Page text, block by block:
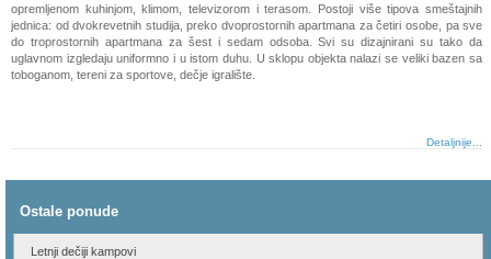
opremljenom kuhinjom, klimom, televizorom i terasom. Postoji više tipova smeštajnih
jednica: od dvokrevetnih studija, preko dvoprostornih apartmana za četiri osobe, pa sve
do troprostornih apartmana za šest i sedam odsoba. Svi su dizajnirani su tako da
uglavnom izgledaju uniformno i u istom duhu. U sklopu objekta nalazi se veliki bazen sa
toboganom, tereni za sportove, dečje igralište.
Detaljnije...
Ostale ponude
Letnji dečiji kampovi